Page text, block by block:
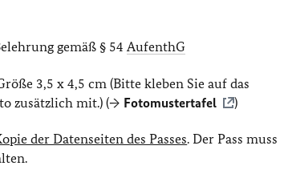
gemäß § 54AufenthG
3,5 x 4,5 cm (Bitte kleben Sie auf das
zusätzlich mit.) (→ Fotomustertafel )
der Datenseiten des Passes. Der Pass muss